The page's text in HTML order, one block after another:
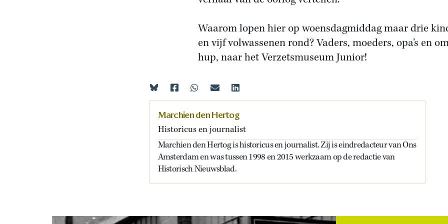
Waarom lopen hier op woensdagmiddag maar drie
en vijf volwassenen rond? Vaders, moeders, opa’s en
hup, naar het Verzetsmuseum Junior!
Marchien den Hertog
Historicus en journalist
Marchien den Hertog is historicus en journalist. Zij is eindredacteur van Ons
Amsterdam en was tussen 1998 en 2015 werkzaam op de redactie van
Historisch Nieuwsblad.